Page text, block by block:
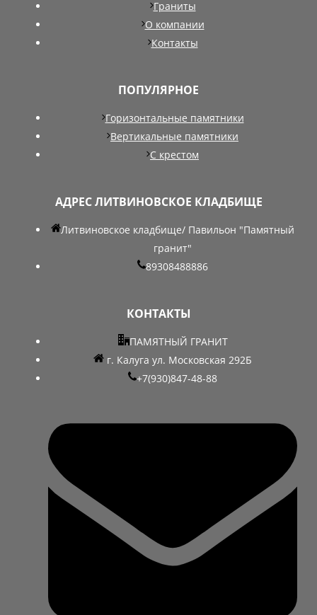
Граниты
О компании
Контакты
ПОПУЛЯРНОЕ
Горизонтальные памятники
Вертикальные памятники
С крестом
АДРЕС ЛИТВИНОВСКОЕ КЛАДБИЩЕ
Литвиновское кладбище/ Павильон "Памятный
гранит"
89308488886
КОНТАКТЫ
ПАМЯТНЫЙ ГРАНИТ
г. Калуга ул. Московская 292Б
+7(930)847-48-88